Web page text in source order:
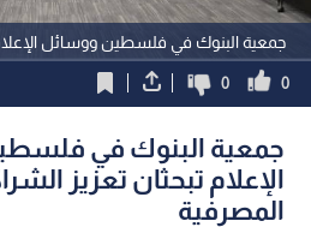
جمعية البنوك في فلسطين ووسائل الإعلام
0
0
جمعية البنوك في
الإعلام تبحثان تعزيز
المصرفية